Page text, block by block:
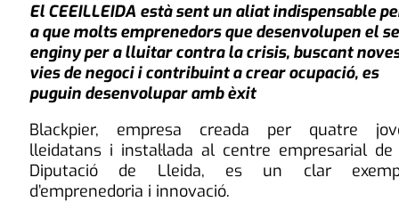
El CEEILLEIDA està sent un aliat indispensable
a que molts emprenedors que desenvolupen el
enginy per a lluitar contra la crisis, buscant
vies de negoci i contribuint a crear ocupació, es
puguin desenvolupar amb èxit
Blackpier, empresa creada per quatre
lleidatans i instal·lada al centre empresarial
Diputació de Lleida, es un clar
d’emprenedoria i innovació.